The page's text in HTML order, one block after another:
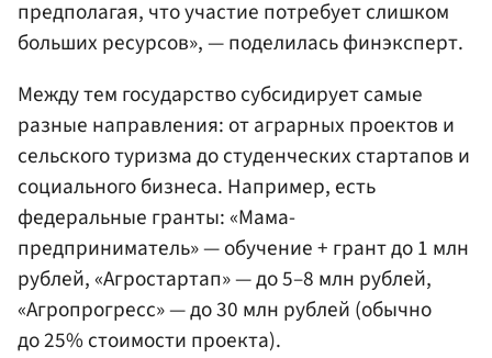
предполагая, что участие потребует слишком
больших ресурсов», — поделилась финэксперт.
Между тем государство субсидирует самые
разные направления: от аграрных проектов и
сельского туризма до студенческих стартапов и
социального бизнеса. Например, есть
федеральные гранты: «Мама-
предприниматель» — обучение + грант до 1 млн
рублей, «Агростартап» — до 5–8 млн рублей,
«Агропрогресс» — до 30 млн рублей (обычно
до 25% стоимости проекта).